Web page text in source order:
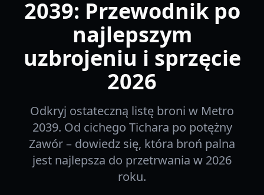
2039: Przewodnik po
najlepszym
uzbrojeniu i sprzęcie
2026
Odkryj ostateczną listę broni w Metro
2039. Od cichego Tichara po potężny
Zawór – dowiedz się, która broń palna
jest najlepsza do przetrwania w 2026
roku.